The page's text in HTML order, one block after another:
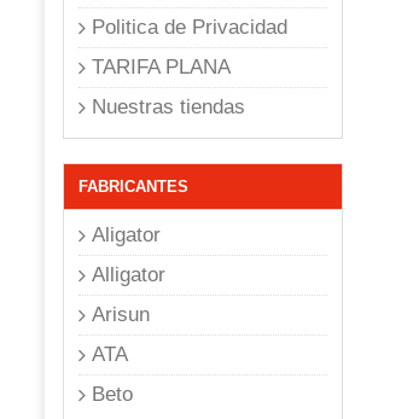
Politica de Privacidad
TARIFA PLANA
Nuestras tiendas
FABRICANTES
Aligator
Alligator
Arisun
ATA
Beto